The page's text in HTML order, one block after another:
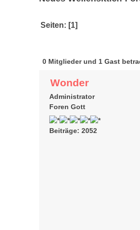
Seiten: [1]
0 Mitglieder und 1 Gast
Wonder
Administrator
Foren Gott
Beiträge: 2052